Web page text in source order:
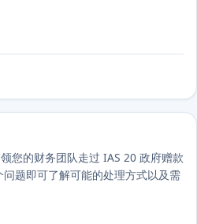
您的财务团队走过 IAS 20 政府赠款
题即可了解可能的处理方式以及需